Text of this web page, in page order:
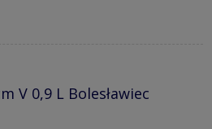
V 0,9 L Bolesławiec